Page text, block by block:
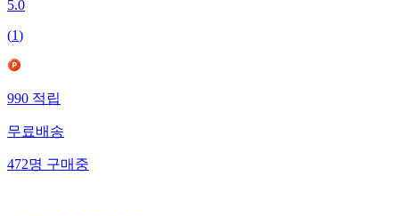
5.0
(1)
990적립
무료배송
472명구매중